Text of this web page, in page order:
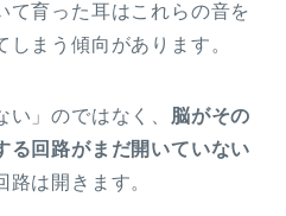
て育った耳はこれらの音を
しまう傾向があります。
」のではなく、 脳がその
る回路がまだ開いていない
は開きます。